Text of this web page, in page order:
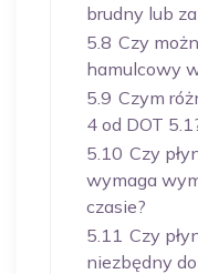
brudny lub
5.8 Czy
hamulcowy
5.9 Czym
4 od DOT
5.10 Czy
wymaga
czasie?
5.11 Czy
niezbędny